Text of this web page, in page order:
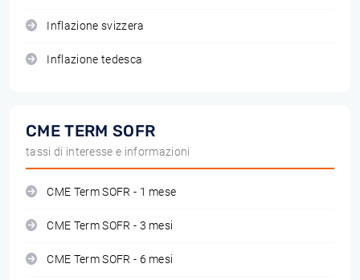
Inflazione svizzera
Inflazione tedesca
CME TERM SOFR
tassi di interesse e informazioni
CME Term SOFR - 1 mese
CME Term SOFR - 3 mesi
CME Term SOFR - 6 mesi